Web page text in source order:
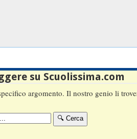
su Scuolissima.com
argomento. Il nostro genio li